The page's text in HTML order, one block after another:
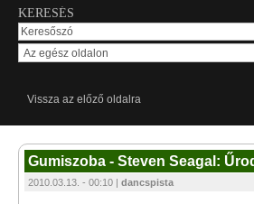
KERESÉS
Vissza az előző oldalra
Gumiszoba - Steven Seagal:
2010.03.13. - 00:10 | dancspista